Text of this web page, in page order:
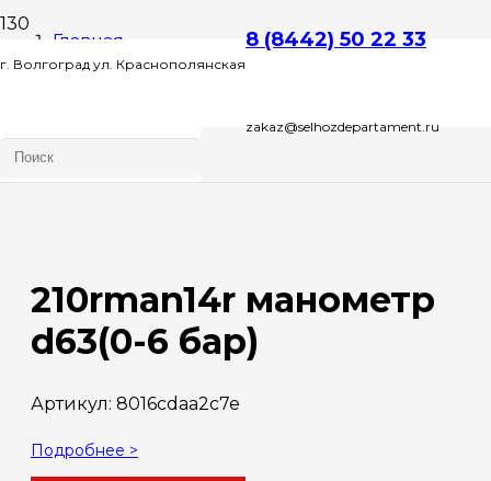
г. Волгоград ул. Краснополянская
д. 72 Л , этаж 2 офис 1
8 (8442) 50 22 33
zakaz@selhozdepartament.ru
Главная
210rman14r манометр d63(0-6 бар)
210rman14r манометр
d63(0-6 бар)
Артикул: 8016cdaa2c7e
Подробнее >